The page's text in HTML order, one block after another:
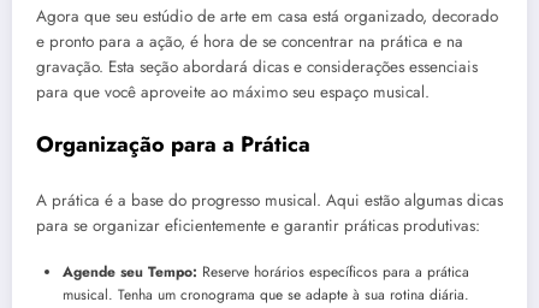
Agora que seu estúdio de arte em casa está organizado, decorado
e pronto para a ação, é hora de se concentrar na prática e na
gravação. Esta seção abordará dicas e considerações essenciais
para que você aproveite ao máximo seu espaço musical.
Organização para a Prática
A prática é a base do progresso musical. Aqui estão algumas dicas
para se organizar eficientemente e garantir práticas produtivas:
Agende seu Tempo: Reserve horários específicos para a prática
musical. Tenha um cronograma que se adapte à sua rotina diária.